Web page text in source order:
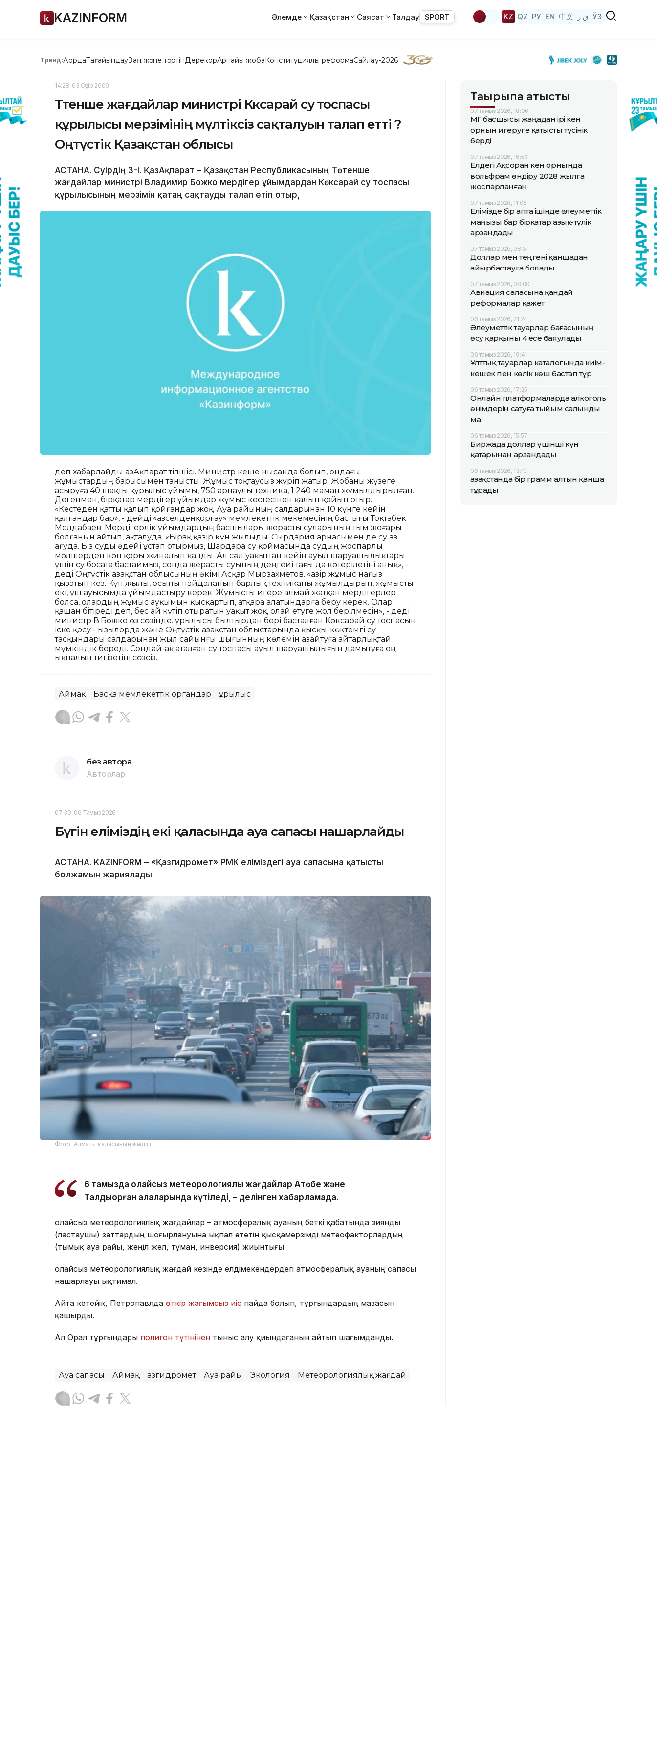
KAZINFORM Әлемде Қазақстан Саясат Талдау SPORT KZ QZ РУ EN 中文 ق ز ЎЗ
Тренд:АқордаТағайындауЗаң және тәртіпДерекқорАрнайы жобаКонституциялық реформаСайлау-2026
14:28, 03 Сәуір 2009
Төтенше жағдайлар министрі Көксарай су тоспасы
құрылысы мерзімінің мүлтіксіз сақталуын талап етті ?
Оңтүстік Қазақстан облысы
АСТАНА. Сәуірдің 3-і. ҚазАқпарат – Қазақстан Республикасының Төтенше
жағдайлар министрі Владимир Божко мердігер ұйымдардан Көксарай су тоспасы
құрылысының мерзімін қатаң сақтауды талап етіп отыр,
деп хабарлайды ҚазАқпарат тілшісі. Министр кеше нысанда болып, ондағы
жұмыстардың барысымен танысты. Жұмыс тоқтаусыз жүріп жатыр. Жобаны жүзеге
асыруға 40 шақты құрылыс ұйымы, 750 арнаулы техника, 1 240 маман жұмылдырылған.
Дегенмен, бірқатар мердігер ұйымдар жұмыс кестесінен қалып қойып отыр.
«Кестеден қатты қалып қойғандар жоқ. Ауа райының салдарынан 10 күнге кейін
қалғандар бар», - дейді «Қазселденқорғау» мемлекеттік мекемесінің бастығы Тоқтабек
Молдабаев. Мердігерлік ұйымдардың басшылары жерасты суларының тым жоғары
болғанын айтып, ақталуда. «Бірақ қазір күн жылыды. Сырдария арнасымен де су аз
ағуда. Біз суды әдейі ұстап отырмыз, Шардара су қоймасында судың жоспарлы
мөлшерден көп қоры жиналып қалды. Ал сәл уақыттан кейін ауыл шаруашылықтары
үшін су босата бастаймыз, сонда жерасты суының деңгейі тағы да көтерілетіні анық», -
деді Оңтүстік Қазақстан облысының әкімі Асқар Мырзахметов. «Қазір жұмыс нағыз
қызатын кез. Күн жылы, осыны пайдаланып барлық техниканы жұмылдырып, жұмысты
екі, үш ауысымда ұйымдастыру керек. Жұмысты игере алмай жатқан мердігерлер
болса, олардың жұмыс ауқымын қысқартып, атқара алатындарға беру керек. Олар
қашан бітіреді деп, бес ай күтіп отыратын уақыт жоқ, олай етуге жол берілмесін», - деді
министр В.Божко өз сөзінде. Құрылысы былтырдан бері басталған Көксарай су тоспасын
іске қосу - Қызылорда және Оңтүстік Қазақстан облыстарында қысқы-көктемгі су
тасқындары салдарынан жыл сайынғы шығынның көлемін азайтуға айтарлықтай
мүмкіндік береді. Сондай-ақ аталған су тоспасы ауыл шаруашылығын дамытуға оң
ықпалын тигізетіні сөзсіз.
Аймақ Басқа мемлекеттік органдар Құрылыс
без автора
Авторлар
07:30, 06 Тамыз 2026
Бүгін еліміздің екі қаласында ауа сапасы нашарлайды
АСТАНА. KAZINFORM – «Қазгидромет» РМК еліміздегі ауа сапасына қатысты
болжамын жариялады.
Фото: Алматы қаласының әкімдігі
6 тамызда қолайсыз метеорологиялық жағдайлар Ақтөбе және
Талдықорған қалаларында күтіледі, – делінген хабарламада.
Қолайсыз метеорологиялық жағдайлар – атмосфералық ауаның беткі қабатында зиянды
(ластаушы) заттардың шоғырлануына ықпал ететін қысқамерзімді метеофакторлардың
(тымық ауа райы, жеңіл жел, тұман, инверсия) жиынтығы.
Қолайсыз метеорологиялық жағдай кезінде елдімекендердегі атмосфералық ауаның сапасы
нашарлауы ықтимал.
Айта кетейік, Петропавлда өткір жағымсыз иіс пайда болып, тұрғындардың мазасын
қашырды.
Ал Орал тұрғындары полигон түтінінен тыныс алу қиындағанын айтып шағымданды.
Ауа сапасы Аймақ Қазгидромет Ауа райы Экология Метеорологиялық жағдай
Тақырыпқа қатысты
07 тамыз 2026, 18:06
ҚМГ басшысы жаңадан ірі кен
орнын игеруге қатысты түсінік
берді
07 тамыз 2026, 16:50
Елдегі Ақсоран кен орнында
вольфрам өндіру 2028 жылға
жоспарланған
07 тамыз 2026, 11:08
Елімізде бір апта ішінде әлеуметтік
маңызы бар бірқатар азық-түлік
арзандады
07 тамыз 2026, 08:51
Доллар мен теңгені қаншадан
айырбастауға болады
07 тамыз 2026, 08:00
Авиация саласына қандай
реформалар қажет
06 тамыз 2026, 21:24
Әлеуметтік тауарлар бағасының
өсу қарқыны 4 есе баяулады
06 тамыз 2026, 19:41
Ұлттық тауарлар каталогында киім-
кешек пен көлік көш бастап тұр
06 тамыз 2026, 17:25
Онлайн платформаларда алкоголь
өнімдерін сатуға тыйым салынды
ма
06 тамыз 2026, 15:57
Биржада доллар үшінші күн
қатарынан арзандады
06 тамыз 2026, 13:10
Қазақстанда бір грамм алтын қанша
тұрады